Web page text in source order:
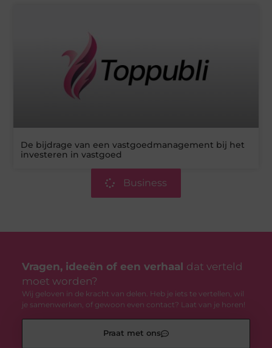
De bijdrage van een vastgoedmanagement bij het
investeren in vastgoed
Business
Vragen, ideeën of een verhaal dat verteld
moet worden?
Wij geloven in de kracht van delen. Heb je iets te vertellen, wil
je samenwerken, of gewoon even contact? Laat van je horen!
Praat met ons